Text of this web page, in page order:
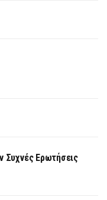
Συχνές Ερωτήσεις